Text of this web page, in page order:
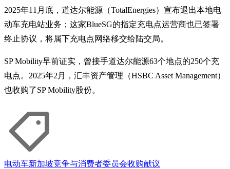
2025年11月底，道达尔能源（TotalEnergies）宣布退出本地电
动车充电站业务；这家BlueSG的指定充电点运营商也已签署
终止协议，将属下充电点网络移交给陆交局。
SP Mobility早前证实，曾接手道达尔能源63个地点的250个充
电点。2025年2月，汇丰资产管理（HSBC Asset Management）
也收购了SP Mobility股份。
电动车新加坡竞争与消费者委员会收购献议